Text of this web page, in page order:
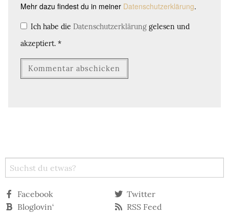
Mehr dazu findest du in meiner Datenschutzerklärung.
Ich habe die Datenschutzerklärung gelesen und
akzeptiert. *
Facebook
Twitter
Bloglovin‘
RSS Feed